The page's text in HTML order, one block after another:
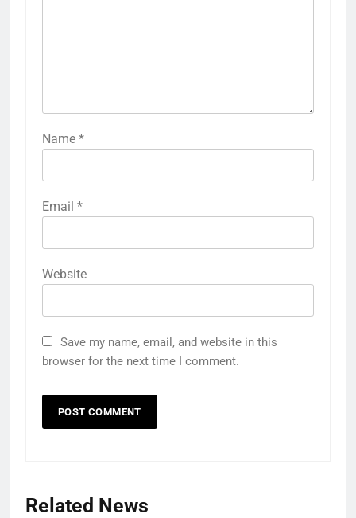
Name *
Email *
Website
Save my name, email, and website in this
browser for the next time I comment.
Related News